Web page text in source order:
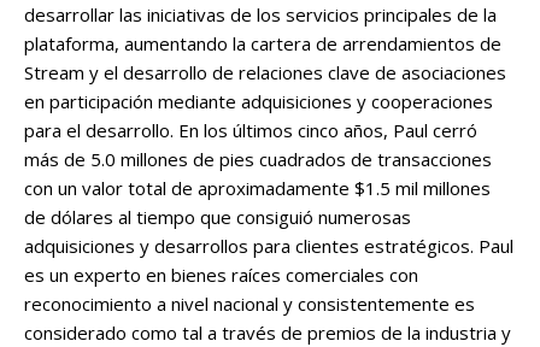
desarrollar las iniciativas de los servicios principales de la
plataforma, aumentando la cartera de arrendamientos de
Stream y el desarrollo de relaciones clave de asociaciones
en participación mediante adquisiciones y cooperaciones
para el desarrollo. En los últimos cinco años, Paul cerró
más de 5.0 millones de pies cuadrados de transacciones
con un valor total de aproximadamente $1.5 mil millones
de dólares al tiempo que consiguió numerosas
adquisiciones y desarrollos para clientes estratégicos. Paul
es un experto en bienes raíces comerciales con
reconocimiento a nivel nacional y consistentemente es
considerado como tal a través de premios de la industria y